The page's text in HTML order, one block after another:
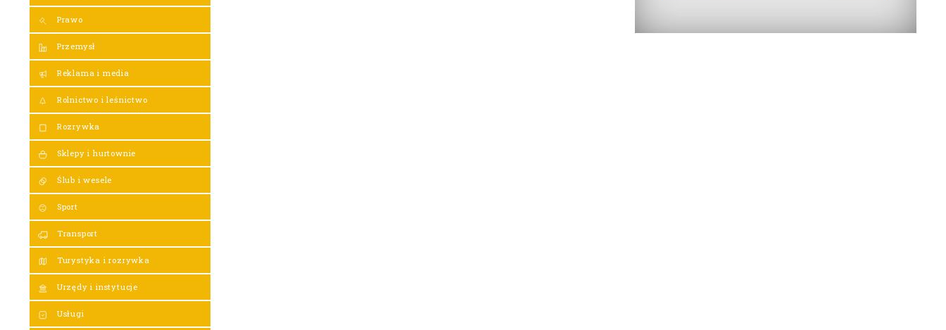
Prawo
Przemysł
Reklama i media
Rolnictwo i leśnictwo
Rozrywka
Sklepy i hurtownie
Ślub i wesele
Sport
Transport
Turystyka i rozrywka
Urzędy i instytucje
Usługi